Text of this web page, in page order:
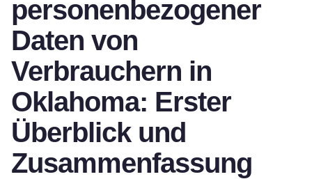
personenbezogener
Daten von
Verbrauchern in
Oklahoma: Erster
Überblick und
Zusammenfassung